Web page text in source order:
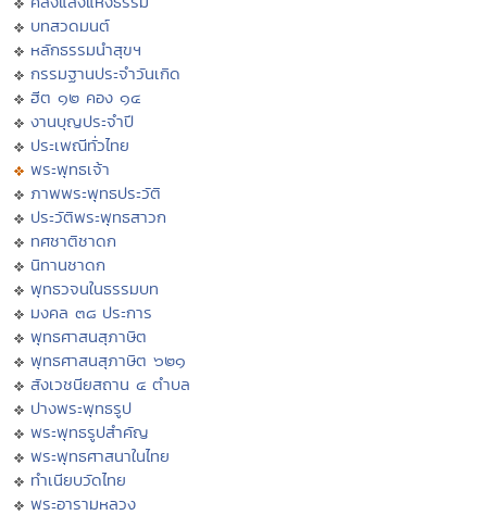
บทสวดมนต์
หลักธรรมนำสุขฯ
กรรมฐานประจำวันเกิด
ฮีต ๑๒ คอง ๑๔
งานบุญประจำปี
ประเพณีทั่วไทย
พระพุทธเจ้า
ภาพพระพุทธประวัติ
ประวัติพระพุทธสาวก
ทศชาติชาดก
นิทานชาดก
พุทธวจนในธรรมบท
มงคล ๓๘ ประการ
พุทธศาสนสุภาษิต
พุทธศาสนสุภาษิต ๖๒๑
สังเวชนียสถาน ๔ ตำบล
ปางพระพุทธรูป
พระพุทธรูปสำคัญ
พระพุทธศาสนาในไทย
ทำเนียบวัดไทย
พระอารามหลวง